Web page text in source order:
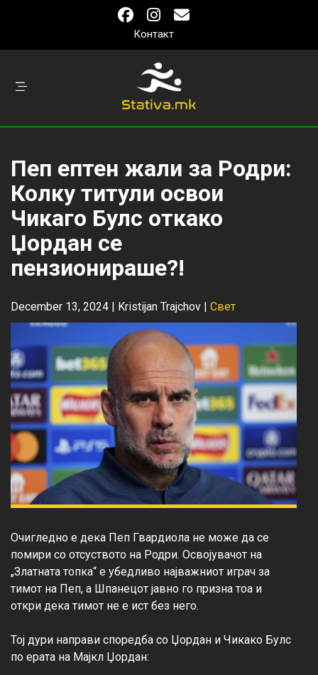
Контакт
Пеп ептен жали за Родри:
Колку титули освои
Чикаго Булс откако
Џордан се
пензионираше?!
December 13, 2024 | Kristijan Trajchov | Свет
Очигледно е дека Пеп Гвардиола не може да се
помири со отсуството на Родри. Освојувачот на
„Златната топка“ е убедливо најважниот играч за
тимот на Пеп, а Шпанецот јавно го призна тоа и
откри дека тимот не е ист без него.
Тој дури направи споредба со Џордан и Чикако Булс
по ерата на Мајкл Џордан: